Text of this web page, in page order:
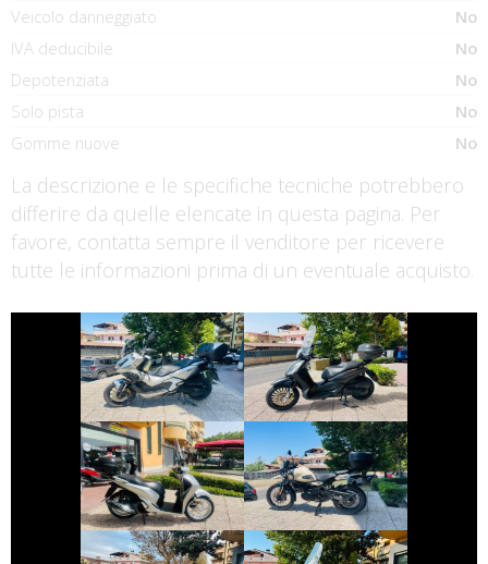
Veicolo danneggiato
No
IVA deducibile
No
Depotenziata
No
Solo pista
No
Gomme nuove
No
La descrizione e le specifiche tecniche potrebbero
differire da quelle elencate in questa pagina. Per
favore, contatta sempre il venditore per ricevere
tutte le informazioni prima di un eventuale acquisto.
HONDA ADV-350
PIAGGIO
BEVERLY
HONDA SH
€ 2.590 €
ROYAL-ENFIELD
HIMALAYAN
€ 4.550 €
€ 3.990 € € 2.890 €